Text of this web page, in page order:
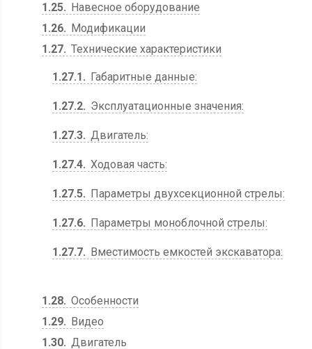
1.25
Навесное оборудование
1.26
Модификации
1.27 Технические характеристики
1.27.1 Габаритные данные:
1.27.2 Эксплуатационные значения:
1.27.3 Двигатель:
1.27.4 Ходовая часть:
1.27.5 Параметры двухсекционной стрелы:
1.27.6 Параметры моноблочной стрелы:
1.27.7 Вместимость емкостей экскаватора:
1.28 Особенности
1.29
Bидео
1.30 Двигатель